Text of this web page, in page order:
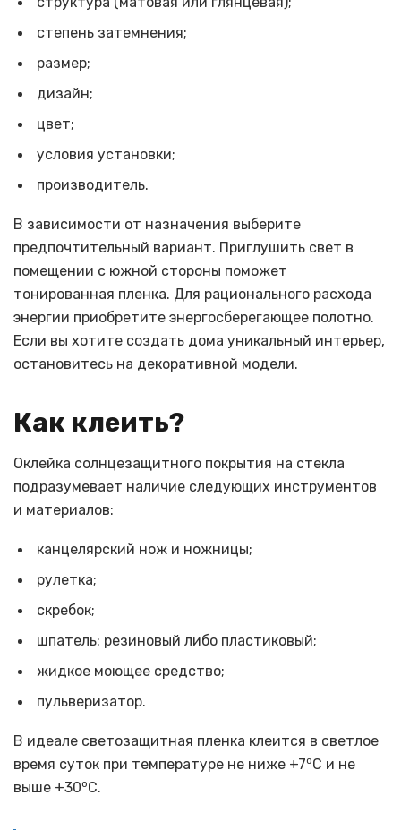
степень затемнения;
размер;
дизайн;
цвет;
условия установки;
производитель.
В зависимости от назначения выберите
предпочтительный вариант. Приглушить свет в
помещении с южной стороны поможет
тонированная пленка. Для рационального расхода
энергии приобретите энергосберегающее полотно.
Если вы хотите создать дома уникальный интерьер,
остановитесь на декоративной модели.
Как клеить?
Оклейка солнцезащитного покрытия на стекла
подразумевает наличие следующих инструментов
и материалов:
канцелярский нож и ножницы;
рулетка;
скребок;
шпатель: резиновый либо пластиковый;
жидкое моющее средство;
пульверизатор.
В идеале светозащитная пленка клеится в светлое
время суток при температуре не ниже +7оС и не
выше +30оС.